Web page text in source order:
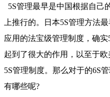
5S管理最早是中国根据自己
上推行的。日本5S管理方法
应用的法宝级管理制度，确
起到了很大的作用，以至于
5S管理制度。那么对于的6S
有哪些呢?